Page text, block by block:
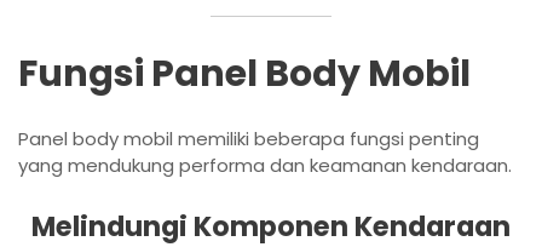
Fungsi Panel Body Mobil
Panel body mobil memiliki beberapa fungsi penting
yang mendukung performa dan keamanan kendaraan.
Melindungi Komponen Kendaraan